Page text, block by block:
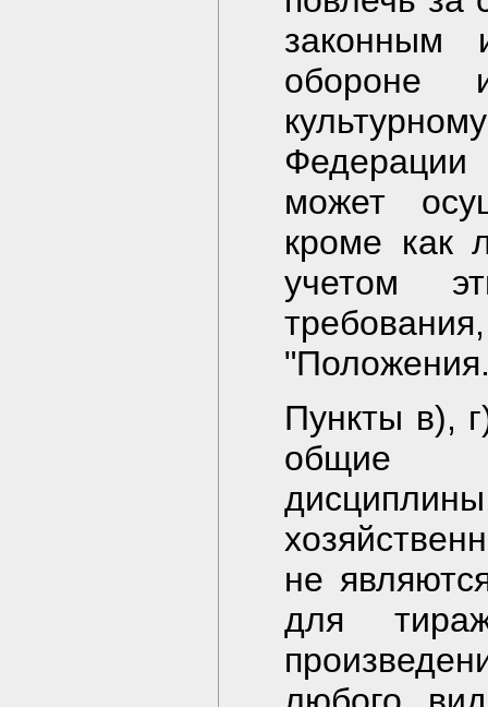
законным
обороне
может
кроме как
учетом
Пункты в),
общие
не
для